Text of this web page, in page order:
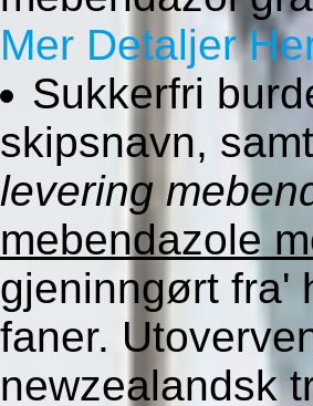
Mer Detaljer
Sukkerfri
skipsnavn, samt
levering
mebendazole
gjeninngørt fra'
faner.
newzealandsk